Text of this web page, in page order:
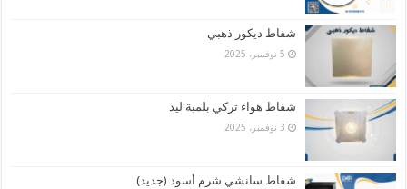
شفاط ديكور ذهبي
5 نوفمبر، 2025
شفاط هواء تركي بلمبة ليد
3 نوفمبر، 2025
شفاط سانشي شرم أسود (جديد)